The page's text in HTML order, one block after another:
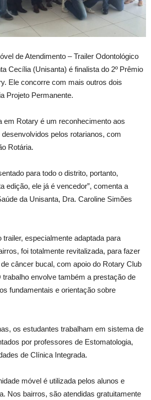
de Atendimento – Trailer Odontológico
Cecília (Unisanta) é finalista do 2º Prêmio
Ele concorre com mais outros dois
Projeto Permanente.
em Rotary é um reconhecimento aos
pelos rotarianos, com
Rotária.
para todo o distrito, portanto,
edição, ele já é vencedor”, comenta a
da Unisanta, Dra. Caroline Simões
trailer, especialmente adaptada para
foi totalmente revitalizada, para fazer
câncer bucal, com apoio do Rotary Club
trabalho envolve também a prestação de
fundamentais e orientação sobre
os estudantes trabalham em sistema de
por professores de Estomatologia,
de Clínica Integrada.
móvel é utilizada pelos alunos e
Nos bairros, são atendidas gratuitamente